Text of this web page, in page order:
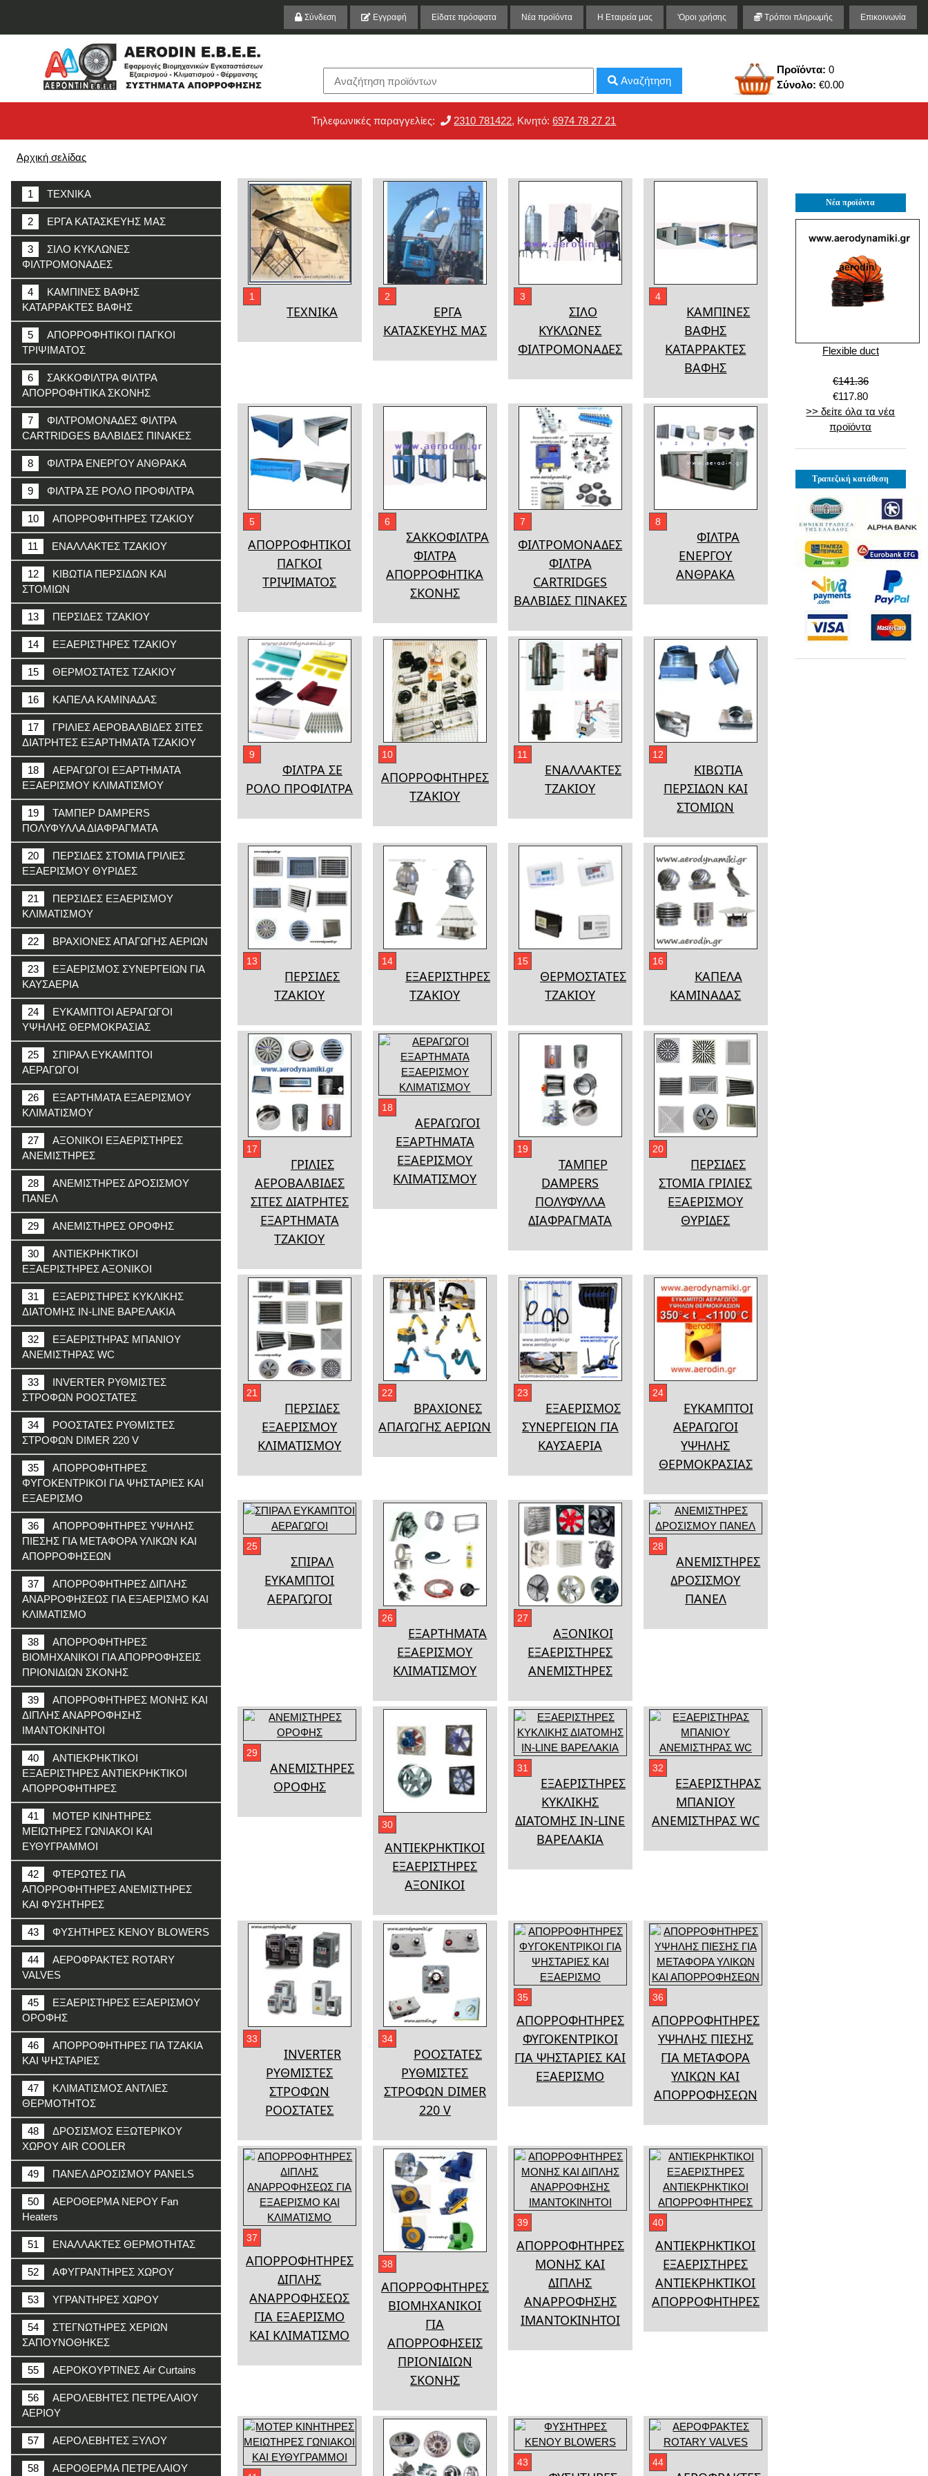
Σύνδεση Εγγραφή Είδατε πρόσφατα Νέα προϊόντα Η Εταιρεία μας 'Οροι χρήσης Τρόποι πληρωμής Επικοινωνία
Αναζήτηση
Προϊόντα: 0
Σύνολο: €0.00
Τηλεφωνικές παραγγελίες: 2310 781422, Κινητό:6974 78 27 21
Αρχική σελίδας
1 ΤΕΧΝΙΚΑ
2 ΕΡΓΑ ΚΑΤΑΣΚΕΥΗΣ ΜΑΣ
3
ΣΙΛΟ ΚΥΚΛΩΝΕΣ
ΦΙΛΤΡΟΜΟΝΑΔΕΣ
4
ΚΑΜΠΙΝΕΣ ΒΑΦΗΣ
ΚΑΤΑΡΡΑΚΤΕΣ ΒΑΦΗΣ
5
ΑΠΟΡΡΟΦΗΤΙΚΟΙ ΠΑΓΚΟΙ
ΤΡΙΨΙΜΑΤΟΣ
6
ΣΑΚΚΟΦΙΛΤΡΑ ΦΙΛΤΡΑ
ΑΠΟΡΡΟΦΗΤΙΚΑ ΣΚΟΝΗΣ
7
ΦΙΛΤΡΟΜΟΝΑΔΕΣ ΦΙΛΤΡΑ
CARTRIDGES ΒΑΛΒΙΔΕΣ ΠΙΝΑΚΕΣ
8 ΦΙΛΤΡΑ ΕΝΕΡΓΟΥ ΑΝΘΡΑΚΑ
9 ΦΙΛΤΡΑ ΣΕ ΡΟΛΟ ΠΡΟΦΙΛΤΡΑ
10 ΑΠΟΡΡΟΦΗΤΗΡΕΣ ΤΖΑΚΙΟΥ
11 ΕΝΑΛΛΑΚΤΕΣ ΤΖΑΚΙΟΥ
12
ΚΙΒΩΤΙΑ ΠΕΡΣΙΔΩΝ ΚΑΙ
ΣΤΟΜΙΩΝ
13 ΠΕΡΣΙΔΕΣ ΤΖΑΚΙΟΥ
14 ΕΞΑΕΡΙΣΤΗΡΕΣ ΤΖΑΚΙΟΥ
15 ΘΕΡΜΟΣΤΑΤΕΣ ΤΖΑΚΙΟΥ
16 ΚΑΠΕΛΑ ΚΑΜΙΝΑΔΑΣ
17
ΓΡΙΛΙΕΣ ΑΕΡΟΒΑΛΒΙΔΕΣ ΣΙΤΕΣ
ΔΙΑΤΡΗΤΕΣ ΕΞΑΡΤΗΜΑΤΑ ΤΖΑΚΙΟΥ
18
ΑΕΡΑΓΩΓΟΙ ΕΞΑΡΤΗΜΑΤΑ
ΕΞΑΕΡΙΣΜΟΥ ΚΛΙΜΑΤΙΣΜΟΥ
19
ΤΑΜΠΕΡ DAMPERS
ΠΟΛΥΦΥΛΛΑ ΔΙΑΦΡΑΓΜΑΤΑ
20
ΠΕΡΣΙΔΕΣ ΣΤΟΜΙΑ ΓΡΙΛΙΕΣ
ΕΞΑΕΡΙΣΜΟΥ ΘΥΡΙΔΕΣ
21
ΠΕΡΣΙΔΕΣ ΕΞΑΕΡΙΣΜΟΥ
ΚΛΙΜΑΤΙΣΜΟΥ
22 ΒΡΑΧΙΟΝΕΣ ΑΠΑΓΩΓΗΣ ΑΕΡΙΩΝ
23
ΕΞΑΕΡΙΣΜΟΣ ΣΥΝΕΡΓΕΙΩΝ ΓΙΑ
ΚΑΥΣΑΕΡΙΑ
24
ΕΥΚΑΜΠΤΟΙ ΑΕΡΑΓΩΓΟΙ
ΥΨΗΛΗΣ ΘΕΡΜΟΚΡΑΣΙΑΣ
25
ΣΠΙΡΑΛ ΕΥΚΑΜΠΤΟΙ
ΑΕΡΑΓΩΓΟΙ
26
ΕΞΑΡΤΗΜΑΤΑ ΕΞΑΕΡΙΣΜΟΥ
ΚΛΙΜΑΤΙΣΜΟΥ
27
ΑΞΟΝΙΚΟΙ ΕΞΑΕΡΙΣΤΗΡΕΣ
ΑΝΕΜΙΣΤΗΡΕΣ
28
ΑΝΕΜΙΣΤΗΡΕΣ ΔΡΟΣΙΣΜΟΥ
ΠΑΝΕΛ
29 ΑΝΕΜΙΣΤΗΡΕΣ ΟΡΟΦΗΣ
30
ΑΝΤΙΕΚΡΗΚΤΙΚΟΙ
ΕΞΑΕΡΙΣΤΗΡΕΣ ΑΞΟΝΙΚΟΙ
31
ΕΞΑΕΡΙΣΤΗΡΕΣ ΚΥΚΛΙΚΗΣ
ΔΙΑΤΟΜΗΣ IN-LINE ΒΑΡΕΛΑΚΙΑ
32
ΕΞΑΕΡΙΣΤΗΡΑΣ ΜΠΑΝΙΟΥ
ΑΝΕΜΙΣΤΗΡΑΣ WC
33
INVERTER ΡΥΘΜΙΣΤΕΣ
ΣΤΡΟΦΩΝ ΡΟΟΣΤΑΤΕΣ
34
ΡΟΟΣΤΑΤΕΣ ΡΥΘΜΙΣΤΕΣ
ΣΤΡΟΦΩΝ DIMER 220 V
35
ΑΠΟΡΡΟΦΗΤΗΡΕΣ
ΦΥΓΟΚΕΝΤΡΙΚΟΙ ΓΙΑ ΨΗΣΤΑΡΙΕΣ ΚΑΙ
ΕΞΑΕΡΙΣΜΟ
36
ΑΠΟΡΡΟΦΗΤΗΡΕΣ ΥΨΗΛΗΣ
ΠΙΕΣΗΣ ΓΙΑ ΜΕΤΑΦΟΡΑ ΥΛΙΚΩΝ ΚΑΙ
ΑΠΟΡΡΟΦΗΣΕΩΝ
37
ΑΠΟΡΡΟΦΗΤΗΡΕΣ ΔΙΠΛΗΣ
ΑΝΑΡΡΟΦΗΣΕΩΣ ΓΙΑ ΕΞΑΕΡΙΣΜΟ ΚΑΙ
ΚΛΙΜΑΤΙΣΜΟ
38
ΑΠΟΡΡΟΦΗΤΗΡΕΣ
ΒΙΟΜΗΧΑΝΙΚΟΙ ΓΙΑ ΑΠΟΡΡΟΦΗΣΕΙΣ
ΠΡΙΟΝΙΔΙΩΝ ΣΚΟΝΗΣ
39
ΑΠΟΡΡΟΦΗΤΗΡΕΣ ΜΟΝΗΣ ΚΑΙ
ΔΙΠΛΗΣ ΑΝΑΡΡΟΦΗΣΗΣ
ΙΜΑΝΤΟΚΙΝΗΤΟΙ
40
ΑΝΤΙΕΚΡΗΚΤΙΚΟΙ
ΕΞΑΕΡΙΣΤΗΡΕΣ ΑΝΤΙΕΚΡΗΚΤΙΚΟΙ
ΑΠΟΡΡΟΦΗΤΗΡΕΣ
41
ΜΟΤΕΡ ΚΙΝΗΤΗΡΕΣ
ΜΕΙΩΤΗΡΕΣ ΓΩΝΙΑΚΟΙ ΚΑΙ
ΕΥΘΥΓΡΑΜΜΟΙ
42
ΦΤΕΡΩΤΕΣ ΓΙΑ
ΑΠΟΡΡΟΦΗΤΗΡΕΣ ΑΝΕΜΙΣΤΗΡΕΣ
ΚΑΙ ΦΥΣΗΤΗΡΕΣ
43 ΦΥΣΗΤΗΡΕΣ ΚΕΝΟΥ BLOWERS
44
ΑΕΡΟΦΡΑΚΤΕΣ ROTARY
VALVES
45
ΕΞΑΕΡΙΣΤΗΡΕΣ ΕΞΑΕΡΙΣΜΟΥ
ΟΡΟΦΗΣ
46
ΑΠΟΡΡΟΦΗΤΗΡΕΣ ΓΙΑ ΤΖΑΚΙΑ
ΚΑΙ ΨΗΣΤΑΡΙΕΣ
47
ΚΛΙΜΑΤΙΣΜΟΣ ΑΝΤΛΙΕΣ
ΘΕΡΜΟΤΗΤΟΣ
48
ΔΡΟΣΙΣΜΟΣ ΕΞΩΤΕΡΙΚΟΥ
ΧΩΡΟΥ AIR COOLER
49 ΠΑΝΕΛ ΔΡΟΣΙΣΜΟΥ PANELS
50
ΑΕΡΟΘΕΡΜΑ ΝΕΡΟΥ Fan
Heaters
51 ΕΝΑΛΛΑΚΤΕΣ ΘΕΡΜΟΤΗΤΑΣ
52 ΑΦΥΓΡΑΝΤΗΡΕΣ ΧΩΡΟΥ
53 ΥΓΡΑΝΤΗΡΕΣ ΧΩΡΟΥ
54
ΣΤΕΓΝΩΤΗΡΕΣ ΧΕΡΙΩΝ
ΣΑΠΟΥΝΟΘΗΚΕΣ
55 ΑΕΡΟΚΟΥΡΤΙΝΕΣ Air Curtains
56
ΑΕΡΟΛΕΒΗΤΕΣ ΠΕΤΡΕΛΑΙΟΥ
ΑΕΡΙΟΥ
57 ΑΕΡΟΛΕΒΗΤΕΣ ΞΥΛΟΥ
58 ΑΕΡΟΘΕΡΜΑ ΠΕΤΡΕΛΑΙΟΥ
1
ΤΕΧΝΙΚΑ
2
ΕΡΓΑ
ΚΑΤΑΣΚΕΥΗΣ ΜΑΣ
3
ΣΙΛΟ
ΚΥΚΛΩΝΕΣ
ΦΙΛΤΡΟΜΟΝΑΔΕΣ
4
ΚΑΜΠΙΝΕΣ
ΒΑΦΗΣ
ΚΑΤΑΡΡΑΚΤΕΣ
ΒΑΦΗΣ
5
ΑΠΟΡΡΟΦΗΤΙΚΟΙ
ΠΑΓΚΟΙ
ΤΡΙΨΙΜΑΤΟΣ
6
ΣΑΚΚΟΦΙΛΤΡΑ
ΦΙΛΤΡΑ
ΑΠΟΡΡΟΦΗΤΙΚΑ
ΣΚΟΝΗΣ
7
ΦΙΛΤΡΟΜΟΝΑΔΕΣ
ΦΙΛΤΡΑ
CARTRIDGES
ΒΑΛΒΙΔΕΣ ΠΙΝΑΚΕΣ
8
ΦΙΛΤΡΑ
ΕΝΕΡΓΟΥ
ΑΝΘΡΑΚΑ
9
ΦΙΛΤΡΑ ΣΕ
ΡΟΛΟ ΠΡΟΦΙΛΤΡΑ
10
ΑΠΟΡΡΟΦΗΤΗΡΕΣ
ΤΖΑΚΙΟΥ
11
ΕΝΑΛΛΑΚΤΕΣ
ΤΖΑΚΙΟΥ
12
ΚΙΒΩΤΙΑ
ΠΕΡΣΙΔΩΝ ΚΑΙ
ΣΤΟΜΙΩΝ
13
ΠΕΡΣΙΔΕΣ
ΤΖΑΚΙΟΥ
14
ΕΞΑΕΡΙΣΤΗΡΕΣ
ΤΖΑΚΙΟΥ
15
ΘΕΡΜΟΣΤΑΤΕΣ
ΤΖΑΚΙΟΥ
16
ΚΑΠΕΛΑ
ΚΑΜΙΝΑΔΑΣ
17
ΓΡΙΛΙΕΣ
ΑΕΡΟΒΑΛΒΙΔΕΣ
ΣΙΤΕΣ ΔΙΑΤΡΗΤΕΣ
ΕΞΑΡΤΗΜΑΤΑ
ΤΖΑΚΙΟΥ
18
ΑΕΡΑΓΩΓΟΙ
ΕΞΑΡΤΗΜΑΤΑ
ΕΞΑΕΡΙΣΜΟΥ
ΚΛΙΜΑΤΙΣΜΟΥ
19
ΤΑΜΠΕΡ
DAMPERS
ΠΟΛΥΦΥΛΛΑ
ΔΙΑΦΡΑΓΜΑΤΑ
20
ΠΕΡΣΙΔΕΣ
ΣΤΟΜΙΑ ΓΡΙΛΙΕΣ
ΕΞΑΕΡΙΣΜΟΥ
ΘΥΡΙΔΕΣ
21
ΠΕΡΣΙΔΕΣ
ΕΞΑΕΡΙΣΜΟΥ
ΚΛΙΜΑΤΙΣΜΟΥ
22
ΒΡΑΧΙΟΝΕΣ
ΑΠΑΓΩΓΗΣ ΑΕΡΙΩΝ
23
ΕΞΑΕΡΙΣΜΟΣ
ΣΥΝΕΡΓΕΙΩΝ ΓΙΑ
ΚΑΥΣΑΕΡΙΑ
24
ΕΥΚΑΜΠΤΟΙ
ΑΕΡΑΓΩΓΟΙ
ΥΨΗΛΗΣ
ΘΕΡΜΟΚΡΑΣΙΑΣ
25
ΣΠΙΡΑΛ
ΕΥΚΑΜΠΤΟΙ
ΑΕΡΑΓΩΓΟΙ
26
ΕΞΑΡΤΗΜΑΤΑ
ΕΞΑΕΡΙΣΜΟΥ
ΚΛΙΜΑΤΙΣΜΟΥ
27
ΑΞΟΝΙΚΟΙ
ΕΞΑΕΡΙΣΤΗΡΕΣ
ΑΝΕΜΙΣΤΗΡΕΣ
28
ΑΝΕΜΙΣΤΗΡΕΣ
ΔΡΟΣΙΣΜΟΥ
ΠΑΝΕΛ
29
ΑΝΕΜΙΣΤΗΡΕΣ
ΟΡΟΦΗΣ
30
ΑΝΤΙΕΚΡΗΚΤΙΚΟΙ
ΕΞΑΕΡΙΣΤΗΡΕΣ
ΑΞΟΝΙΚΟΙ
31
ΕΞΑΕΡΙΣΤΗΡΕΣ
ΚΥΚΛΙΚΗΣ
ΔΙΑΤΟΜΗΣ IN-LINE
ΒΑΡΕΛΑΚΙΑ
32
ΕΞΑΕΡΙΣΤΗΡΑΣ
ΜΠΑΝΙΟΥ
ΑΝΕΜΙΣΤΗΡΑΣ WC
33
INVERTER
ΡΥΘΜΙΣΤΕΣ
ΣΤΡΟΦΩΝ
ΡΟΟΣΤΑΤΕΣ
34
ΡΟΟΣΤΑΤΕΣ
ΡΥΘΜΙΣΤΕΣ
ΣΤΡΟΦΩΝ DIMER
220 V
35
ΑΠΟΡΡΟΦΗΤΗΡΕΣ
ΦΥΓΟΚΕΝΤΡΙΚΟΙ
ΓΙΑ ΨΗΣΤΑΡΙΕΣ ΚΑΙ
ΕΞΑΕΡΙΣΜΟ
36
ΑΠΟΡΡΟΦΗΤΗΡΕΣ
ΥΨΗΛΗΣ ΠΙΕΣΗΣ
ΓΙΑ ΜΕΤΑΦΟΡΑ
ΥΛΙΚΩΝ ΚΑΙ
ΑΠΟΡΡΟΦΗΣΕΩΝ
37
ΑΠΟΡΡΟΦΗΤΗΡΕΣ
ΔΙΠΛΗΣ
ΑΝΑΡΡΟΦΗΣΕΩΣ
ΓΙΑ ΕΞΑΕΡΙΣΜΟ
ΚΑΙ ΚΛΙΜΑΤΙΣΜΟ
38
ΑΠΟΡΡΟΦΗΤΗΡΕΣ
ΒΙΟΜΗΧΑΝΙΚΟΙ
ΓΙΑ
ΑΠΟΡΡΟΦΗΣΕΙΣ
ΠΡΙΟΝΙΔΙΩΝ
ΣΚΟΝΗΣ
39
ΑΠΟΡΡΟΦΗΤΗΡΕΣ
ΜΟΝΗΣ ΚΑΙ
ΔΙΠΛΗΣ
ΑΝΑΡΡΟΦΗΣΗΣ
ΙΜΑΝΤΟΚΙΝΗΤΟΙ
40
ΑΝΤΙΕΚΡΗΚΤΙΚΟΙ
ΕΞΑΕΡΙΣΤΗΡΕΣ
ΑΝΤΙΕΚΡΗΚΤΙΚΟΙ
ΑΠΟΡΡΟΦΗΤΗΡΕΣ
43 44
Νέα προϊόντα
Flexible duct
€141.36
€117.80
>> δείτε όλα τα νέα
προϊόντα
Τραπεζική κατάθεση